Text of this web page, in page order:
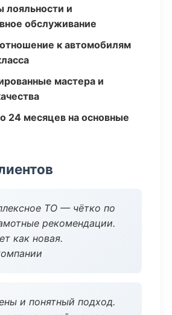
лояльности и
обслуживание
к автомобилям
мастера и
24 месяцев на основные
ТО — чётко по
рекомендации.
как новая.
и понятный подход.